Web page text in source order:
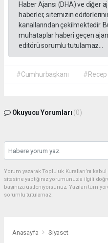
Haber Ajansı (DHA) ve diğer
haberler, sitemizin
kanallarından çekilmektedir.
muhataplar haberi geçen
editörü sorumlu tutulamaz...
#Cumhurbaşkanı #Recep
Okuyucu Yorumları (0)
Yorum yazarak Topluluk Kuralları’nı
sitesine yaptığınız yorumunuzla ilgili
başınıza üstleniyorsunuz. Yazılan tüm
sorumlu tutulamaz.
Anasayfa Siyaset